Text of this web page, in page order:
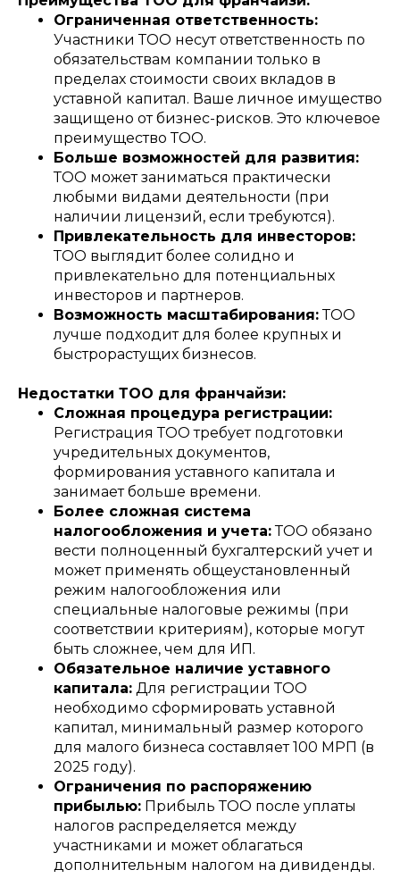
Ограниченная ответственность:
Участники ТОО несут ответственность по
обязательствам компании только в
пределах стоимости своих вкладов в
уставной капитал. Ваше личное имущество
защищено от бизнес-рисков. Это ключевое
преимущество ТОО.
Больше возможностей для развития:
ТОО может заниматься практически
любыми видами деятельности (при
наличии лицензий, если требуются).
Привлекательность для инвесторов:
ТОО выглядит более солидно и
привлекательно для потенциальных
инвесторов и партнеров.
Возможность масштабирования:ТОО
лучше подходит для более крупных и
быстрорастущих бизнесов.
Недостатки ТОО для франчайзи:
Сложная процедура регистрации:
Регистрация ТОО требует подготовки
учредительных документов,
формирования уставного капитала и
занимает больше времени.
Более сложная система
налогообложения и учета:ТОО обязано
вести полноценный бухгалтерский учет и
может применять общеустановленный
режим налогообложения или
специальные налоговые режимы (при
соответствии критериям), которые могут
быть сложнее, чем для ИП.
Обязательное наличие уставного
капитала: Для регистрации ТОО
необходимо сформировать уставной
капитал, минимальный размер которого
для малого бизнеса составляет 100 МРП (в
2025 году).
Ограничения по распоряжению
прибылью: Прибыль ТОО после уплаты
налогов распределяется между
участниками и может облагаться
дополнительным налогом на дивиденды.